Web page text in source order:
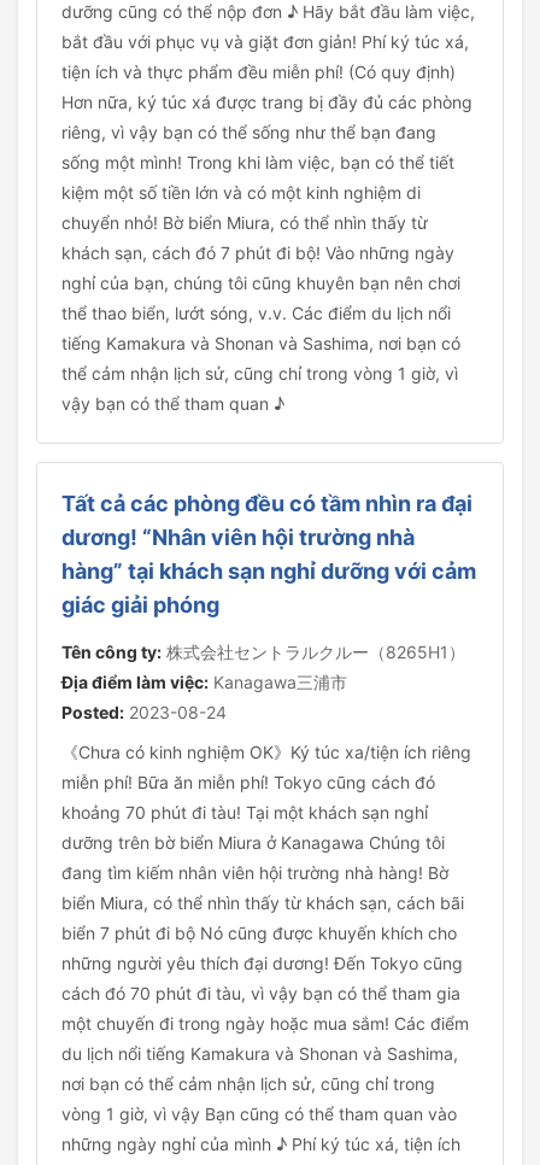
dưỡng cũng có thể nộp đơn ♪ Hãy bắt đầu làm việc,
bắt đầu với phục vụ và giặt đơn giản! Phí ký túc xá,
tiện ích và thực phẩm đều miễn phí! (Có quy định)
Hơn nữa, ký túc xá được trang bị đầy đủ các phòng
riêng, vì vậy bạn có thể sống như thể bạn đang
sống một mình! Trong khi làm việc, bạn có thể tiết
kiệm một số tiền lớn và có một kinh nghiệm di
chuyển nhỏ! Bờ biển Miura, có thể nhìn thấy từ
khách sạn, cách đó 7 phút đi bộ! Vào những ngày
nghỉ của bạn, chúng tôi cũng khuyên bạn nên chơi
thể thao biển, lướt sóng, v.v. Các điểm du lịch nổi
tiếng Kamakura và Shonan và Sashima, nơi bạn có
thể cảm nhận lịch sử, cũng chỉ trong vòng 1 giờ, vì
vậy bạn có thể tham quan ♪
Tất cả các phòng đều có tầm nhìn ra đại
dương! “Nhân viên hội trường nhà
hàng” tại khách sạn nghỉ dưỡng với cảm
giác giải phóng
Tên công ty: 株式会社セントラルクルー（8265H1）
Địa điểm làm việc: Kanagawa三浦市
Posted: 2023-08-24
《Chưa có kinh nghiệm OK》Ký túc xa/tiện ích riêng
miễn phí! Bữa ăn miễn phí! Tokyo cũng cách đó
khoảng 70 phút đi tàu! Tại một khách sạn nghỉ
dưỡng trên bờ biển Miura ở Kanagawa Chúng tôi
đang tìm kiếm nhân viên hội trường nhà hàng! Bờ
biển Miura, có thể nhìn thấy từ khách sạn, cách bãi
biển 7 phút đi bộ Nó cũng được khuyến khích cho
những người yêu thích đại dương! Đến Tokyo cũng
cách đó 70 phút đi tàu, vì vậy bạn có thể tham gia
một chuyến đi trong ngày hoặc mua sắm! Các điểm
du lịch nổi tiếng Kamakura và Shonan và Sashima,
nơi bạn có thể cảm nhận lịch sử, cũng chỉ trong
vòng 1 giờ, vì vậy Bạn cũng có thể tham quan vào
những ngày nghỉ của mình ♪ Phí ký túc xá, tiện ích